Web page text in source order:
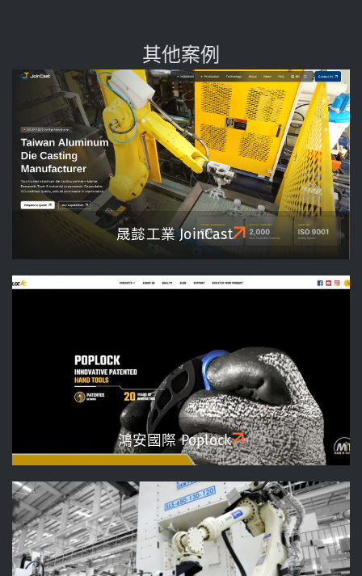
其他案例
晟懿工業 JoinCast
鴻安國際 Poplock